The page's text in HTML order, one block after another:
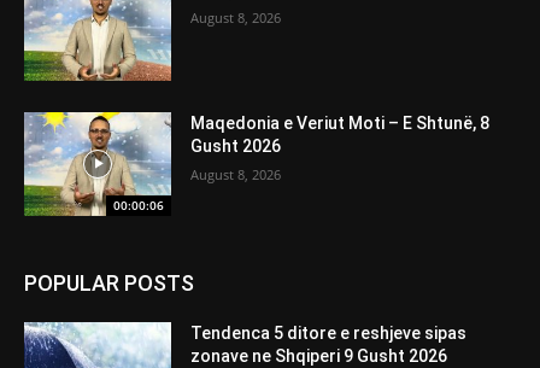
August 8, 2026
00:00:06
Maqedonia e Veriut Moti – E Shtunë, 8
Gusht 2026
August 8, 2026
POPULAR POSTS
Tendenca 5 ditore e reshjeve sipas
zonave ne Shqiperi 9 Gusht 2026